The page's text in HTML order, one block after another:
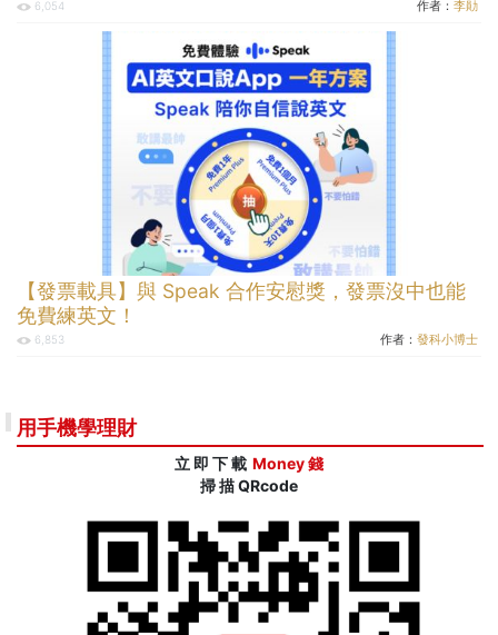
6,054 作者： 李勛
【發票載具】與 Speak 合作安慰獎，發票沒中也能
免費練英文！
6,853 作者： 發科小博士
用手機學理財
立 即 下 載 Money 錢
掃 描 QRcode